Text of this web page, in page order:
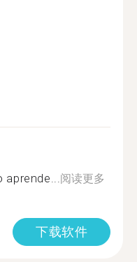
aprende...阅读更多
下载软件